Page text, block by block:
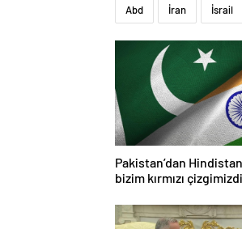
Abd İran İsrail
Pakistan’dan
bizim kırmızı